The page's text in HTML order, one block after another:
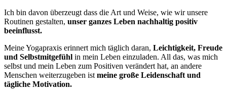
Ich bin davon überzeugt dass die Art und Weise, wie wir unsere
Routinen gestalten, unser ganzes Leben nachhaltig positiv
beeinflusst.
Meine Yogapraxis erinnert mich täglich daran, Leichtigkeit, Freude
und Selbstmitgefühl in mein Leben einzuladen. All das, was mich
selbst und mein Leben zum Positiven verändert hat, an andere
Menschen weiterzugeben ist meine große Leidenschaft und
tägliche Motivation.